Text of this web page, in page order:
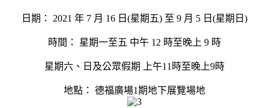
日期： 2021 年 7 月 16 日(星期五) 至 9 月 5 日(星期日)
時間： 星期一至五 中午 12 時至晚上 9 時
星期六、日及公眾假期 上午11時至晚上9時
地點： 德福廣場1期地下展覽場地